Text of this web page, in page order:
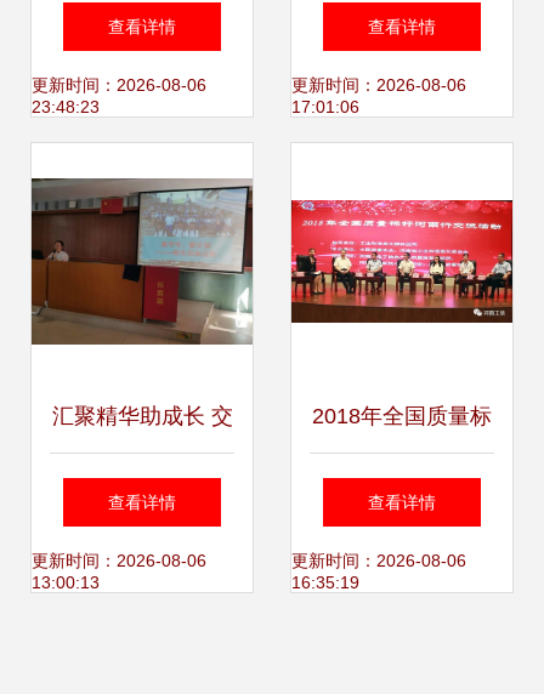
圳文博会见闻录
——陶作坊的创意
查看详情
更新时间：2026-08-06
23:48:23
“双城记”交流展侧
记
查看详情
更新时间：2026-08-06
17:01:06
汇聚精华助成长 交
流分享促提升——
广州奥林匹克中学
查看详情
更新时间：2026-08-06
13:00:13
2018年全国质量标
杆河南行交流活动
在郑州举办
查看详情
更新时间：2026-08-06
16:35:19